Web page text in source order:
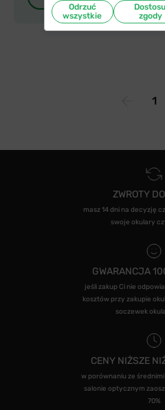
1
ZWROTY
masz 14 dni na decyzję
swoje okulary
GWARANCJA
jeśli zakup Ci nie
kosztów przy zakupie
soczewek
CENY NIŻSZE
w porównaniu ze
salonie optycznym
70%
Odrzuć
wszystkie
zgody